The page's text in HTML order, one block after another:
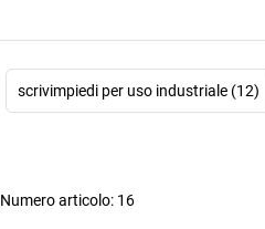
scrivimpiedi per uso industriale (12)
Numero articolo: 16